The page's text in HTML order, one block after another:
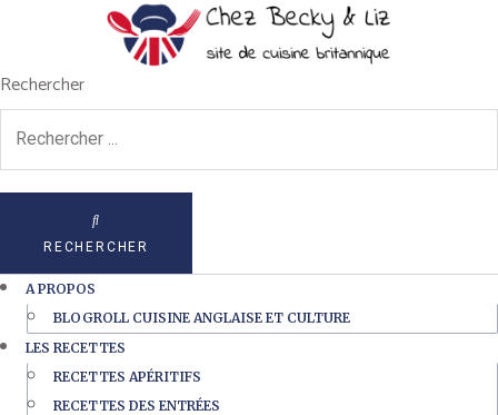
Rechercher
RECHERCHER
A PROPOS
BLOGROLL CUISINE ANGLAISE ET CULTURE
LES RECETTES
RECETTES APÉRITIFS
RECETTES DES ENTRÉES